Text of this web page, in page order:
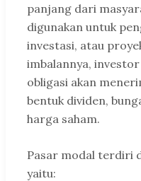
panjang dari
digunakan untuk
investasi, atau
imbalannya,
obligasi akan
bentuk dividen,
harga saham.
Pasar modal terdiri
yaitu: